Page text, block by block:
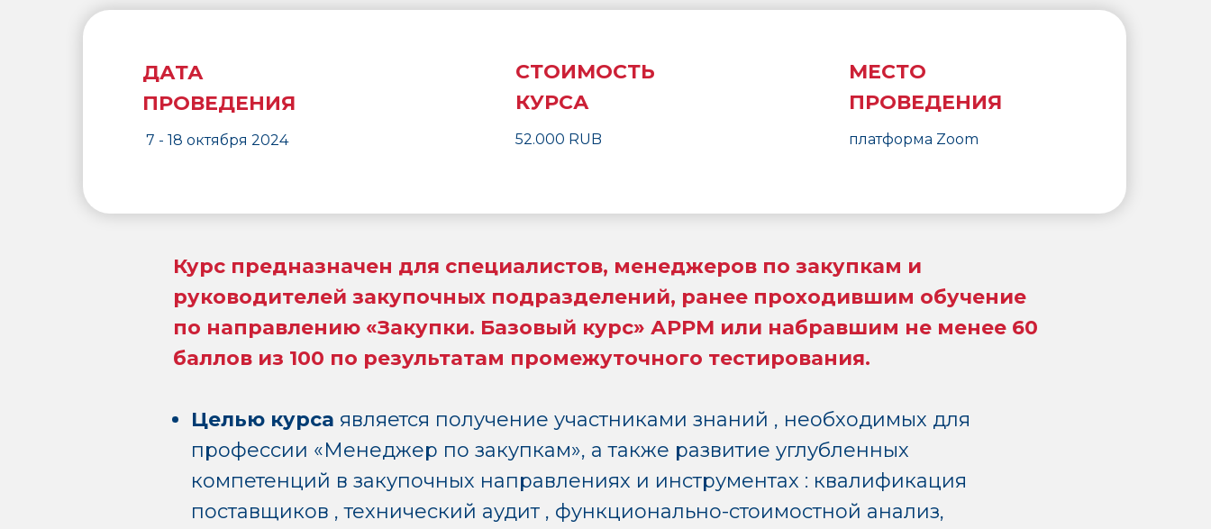
платформа Zoom
МЕСТО
ПРОВЕДЕНИЯ
СТОИМОСТЬ
КУРСА
52.000 RUB
ДАТА
ПРОВЕДЕНИЯ
7 - 18 октября 2024
Курс предназначен для специалистов, менеджеров по закупкам и
руководителей закупочных подразделений, ранее проходившим обучение
по направлению «Закупки. Базовый курс» АРРМ или набравшим не менее 60
баллов из 100 по результатам промежуточного тестирования.
Целью курса является получение участниками знаний , необходимых для
профессии «Менеджер по закупкам», а также развитие углубленных
компетенций в закупочных направлениях и инструментах : квалификация
поставщиков , технический аудит , функционально-стоимостной анализ,